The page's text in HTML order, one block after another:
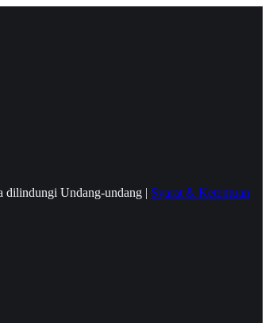
dilindungi Undang-undang | Syarat & Ketentuan